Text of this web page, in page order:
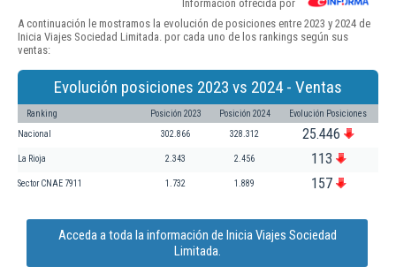
Información ofrecida por
A continuación le mostramos la evolución de posiciones entre 2023 y 2024 de
Inicia Viajes Sociedad Limitada. por cada uno de los rankings según sus
ventas:
Evolución posiciones 2023 vs 2024 - Ventas
Ranking Posición 2023 Posición 2024 Evolución Posiciones
Nacional 302.866 328.312 25.446
La Rioja 2.343 2.456 113
Sector CNAE 7911 1.732 1.889 157
Acceda a toda la información de Inicia Viajes Sociedad
Limitada.